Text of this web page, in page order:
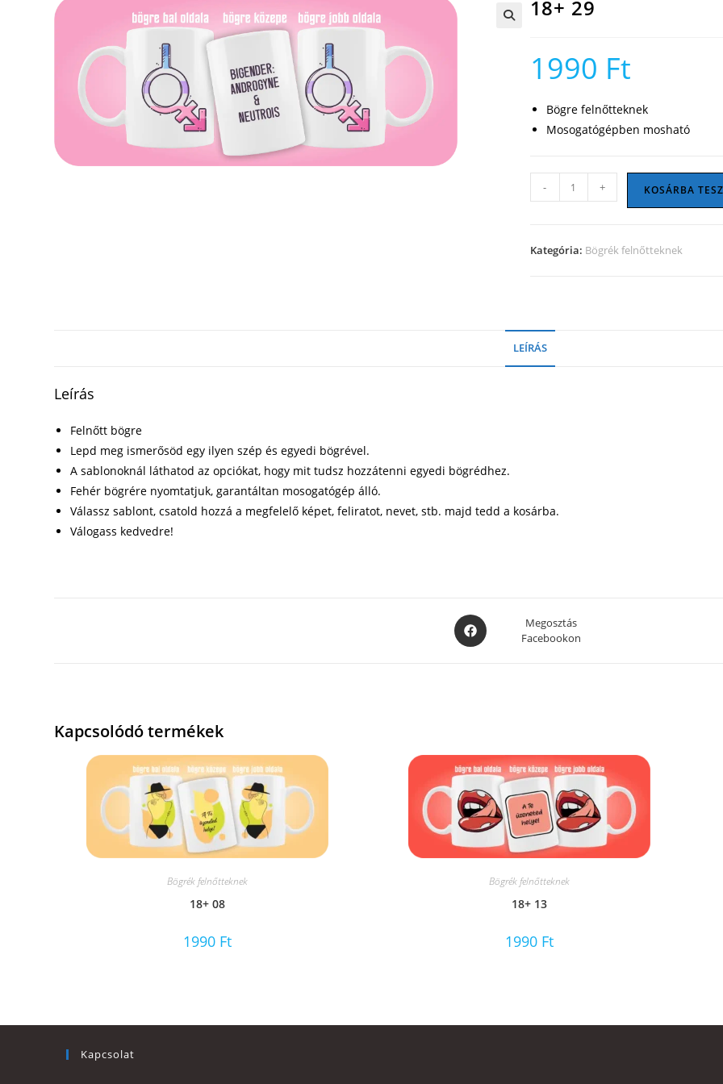
18+ 29
1990 Ft
Bögre felnőtteknek
Mosogatógépben mosható
29
- + KOSÁRBA
Kategória: Bögrék felnőtteknek
LEÍRÁS
Leírás
Felnőtt bögre
Lepd meg ismerősöd egy ilyen szép és egyedi bögrével.
A sablonoknál láthatod az opciókat, hogy mit tudsz hozzátenni egyedi bögrédhez.
Fehér bögrére nyomtatjuk, garantáltan mosogatógép álló.
Válassz sablont, csatold hozzá a megfelelő képet, feliratot, nevet, stb. majd tedd a kosárba.
Válogass kedvedre!
Opens
in
Megosztás
Facebookon
Kapcsolódó termékek
Bögrék felnőtteknek
18+ 08
1990 Ft
Bögrék felnőtteknek
18+ 13
1990 Ft
Kapcsolat